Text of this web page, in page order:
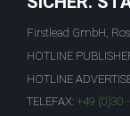
Firstlead GmbH,
HOTLINE
HOTLINE
TELEFAX: +49 (0)30